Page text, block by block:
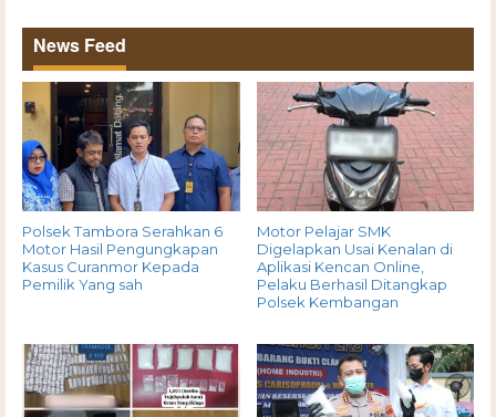
News Feed
Polsek Tambora Serahkan 6
Motor Hasil Pengungkapan
Kasus Curanmor Kepada
Pemilik Yang sah
Motor Pelajar SMK
Digelapkan Usai Kenalan di
Aplikasi Kencan Online,
Pelaku Berhasil Ditangkap
Polsek Kembangan